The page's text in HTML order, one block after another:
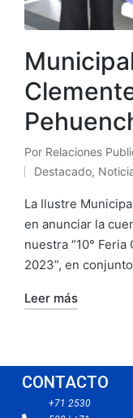
Por Relaciones
Destacado,
La Ilustre
en anunciar la
nuestra “10°
2023”, en
Leer más
CONTACTO
+71 2530